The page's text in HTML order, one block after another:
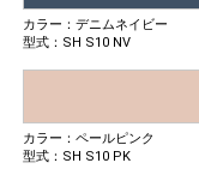
カラー：デニムネイビー
型式：SH S10 NV
カラー：ペールピンク
型式：SH S10 PK